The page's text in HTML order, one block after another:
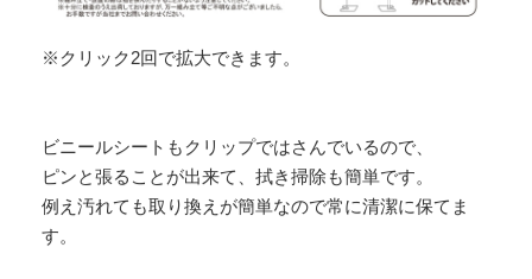
※クリック2回で拡大できます。
ビニールシートもクリップではさんでいるので、
ピンと張ることが出来て、拭き掃除も簡単です。
例え汚れても取り換えが簡単なので常に清潔に保てま
す。